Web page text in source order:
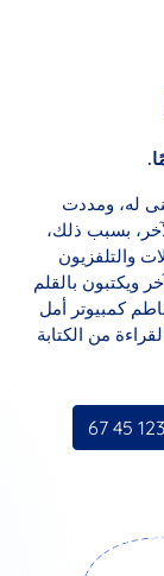
له، ومددت
بسبب ذلك،
والتلفزيون
ويكتبون بالقلم
كمبيوتر أمل
من الكتابة